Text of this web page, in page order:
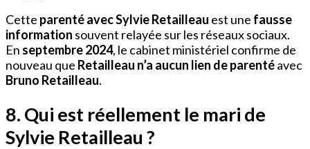
Cette parenté avec Sylvie Retailleau est une fausse
information souvent relayée sur les réseaux sociaux.
En septembre 2024, le cabinet ministériel confirme de
nouveau que Retailleau n’a aucun lien de parentéavec
Bruno Retailleau.
8. Qui est réellement le mari de
Sylvie Retailleau ?